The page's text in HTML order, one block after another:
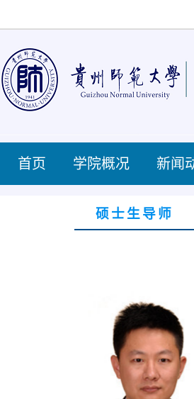
首页 学院概况 新闻
硕士生导师